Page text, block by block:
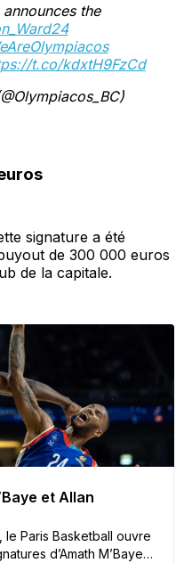
the
t.co/kdxtH9FzCd
signature a été
de 300 000 euros
de la capitale.
et Allan
le Paris Basketball ouvre
d’Amath M’Baye